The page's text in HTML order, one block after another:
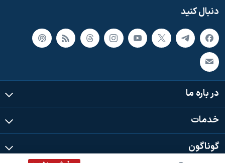
دنبال کنید
در باره ما
خدمات
گوناگون